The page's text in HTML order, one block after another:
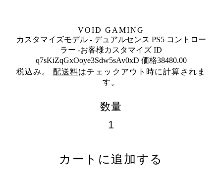
ス
ッ
VOID GAMING
カスタマイズモデル - デュアルセンス PS5 コントロー
ラー -お客様カスタマイズ ID
q7sKiZqGxOoye3Sdw5sAv0xD 価格38480.00
税込み。 配送料はチェックアウト時に計算されま
す。
数量
カートに追加する